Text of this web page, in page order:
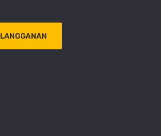
LANGGANAN